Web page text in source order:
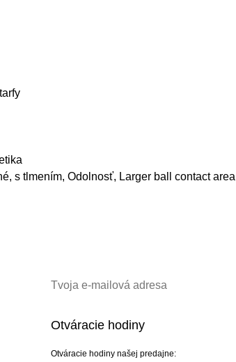
s tlmením, Odolnosť, Larger ball contact area
Otváracie hodiny
Otváracie hodiny našej predajne: